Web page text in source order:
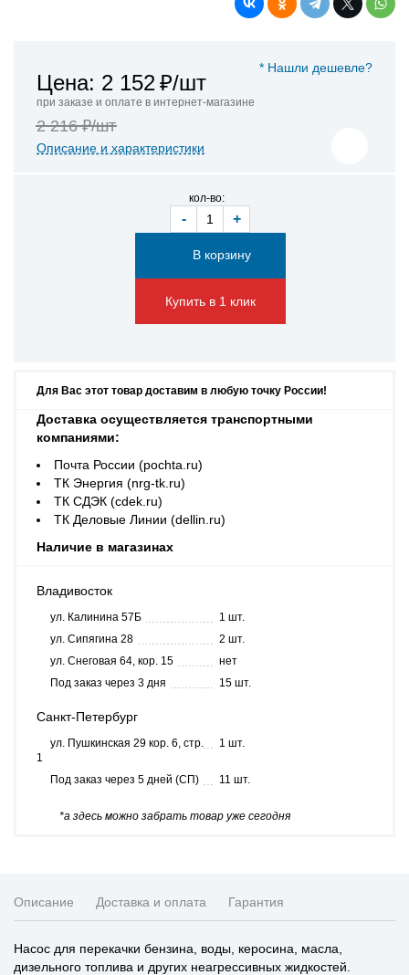
* Нашли дешевле?
Цена: 2 152₽/шт
при заказе и оплате в интернет-магазине
2 216 ₽/шт
Описание и характеристики
кол-во:
- +
Купить в 1 клик
Для Вас этот товар доставим в любую точку России!
Доставка осуществляется транспортными
компаниями:
Почта России (pochta.ru)
ТК Энергия (nrg-tk.ru)
ТК СДЭК (cdek.ru)
ТК Деловые Линии (dellin.ru)
Наличие в магазинах
Владивосток
ул. Калинина 57Б
1 шт.
ул. Сипягина 28
2 шт.
ул. Снеговая 64, кор. 15
нет
Под заказ через 3 дня
15 шт.
Санкт-Петербург
ул. Пушкинская 29 кор. 6, стр.
1
1 шт.
Под заказ через 5 дней (СП) 11 шт.
*а здесь можно забрать товар уже сегодня
Описание Доставка и оплата Гарантия
Насос для перекачки бензина, воды, керосина, масла,
дизельного топлива и других неагрессивных жидкостей.